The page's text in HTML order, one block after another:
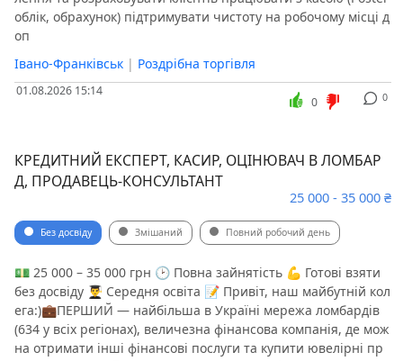
облік, обрахунок) підтримувати чистоту на робочому місці д
оп
Івано-Франківськ | Роздрібна торгівля
01.08.2026 15:14 0
0
КРЕДИТНИЙ ЕКСПЕРТ, КАСИР, ОЦІНЮВАЧ В ЛОМБАР
Д, ПРОДАВЕЦЬ-КОНСУЛЬТАНТ
25 000 - 35 000 ₴
Без досвіду Змішаний Повний робочий день
💵 25 000 – 35 000 грн 🕑 Повна зайнятість 💪 Готові взяти
без досвіду 👨‍🎓 Середня освіта 📝 Привіт, наш майбутній кол
ега:)💼ПЕРШИЙ — найбільша в Україні мережа ломбардів
(634 у всіх регіонах), величезна фінансова компанія, де мож
на отримати інші фінансові послуги та купити ювелірні пр